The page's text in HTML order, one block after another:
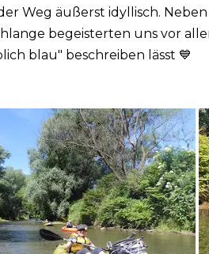
Weg äußerst idyllisch.
begeisterten uns vor
blau" beschreiben lässt 💙